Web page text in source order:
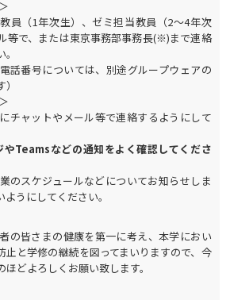
員（1年次生）、ゼミ担当教員（2～4年次
等で、または東京事務部事務長(※)まで連絡
話番号については、別途グループウェアの
チャットやメール等で連絡するようにして
やTeamsなどの通知をよく確認してくださ
のスケジュールなどについてお知らせしま
うにしてください。
の皆さまの健康を第一に考え、本学におい
止と学修の継続を図ってまいりますので、今
どよろしくお願い致します。